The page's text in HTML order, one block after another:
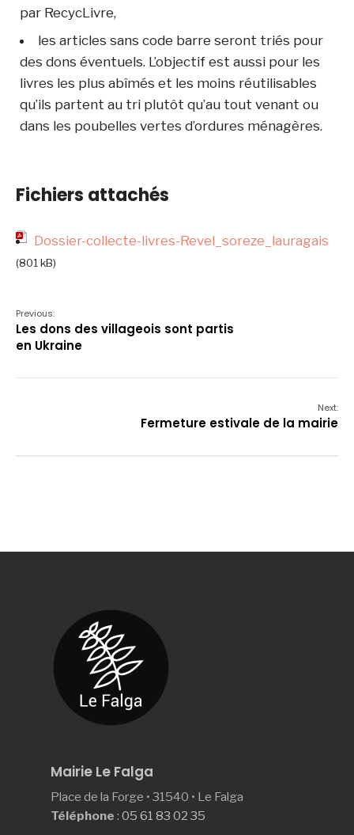
par RecycLivre,
les articles sans code barre seront triés pour
des dons éventuels. L’objectif est aussi pour les
livres les plus abîmés et les moins réutilisables
qu’ils partent au tri plutôt qu’au tout venant ou
dans les poubelles vertes d’ordures ménagères.
Fichiers attachés
Dossier-collecte-livres-Revel_soreze_lauragais
(801 kB)
Previous:
Les dons des villageois sont partis
en Ukraine
Next:
Fermeture estivale de la mairie
Mairie Le Falga
Place de la Forge • 31540 • Le Falga
Téléphone : 05 61 83 02 35